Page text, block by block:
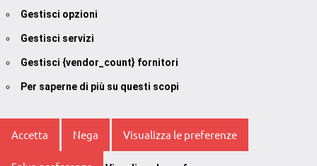
Gestisci opzioni
Gestisci servizi
Gestisci {vendor_count} fornitori
Per saperne di più su questi scopi
Accetta Nega Visualizza le preferenze